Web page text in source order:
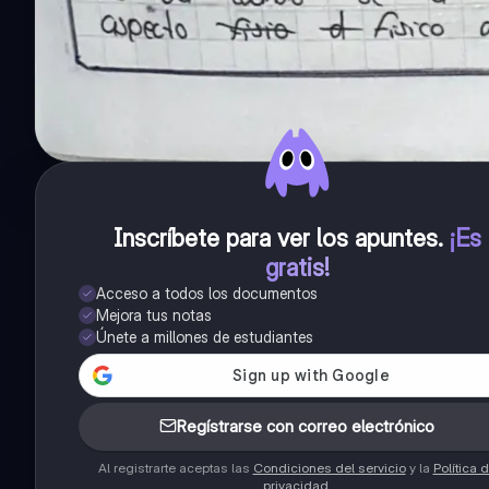
Inscríbete para ver los apuntes. ¡Es
gratis!
Acceso a todos los documentos
Mejora tus notas
Únete a millones de estudiantes
Regístrarse con correo electrónico
Al registrarte aceptas las Condiciones del servicioy la Política
privacidad